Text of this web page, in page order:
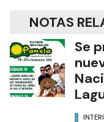
NOTAS
Se